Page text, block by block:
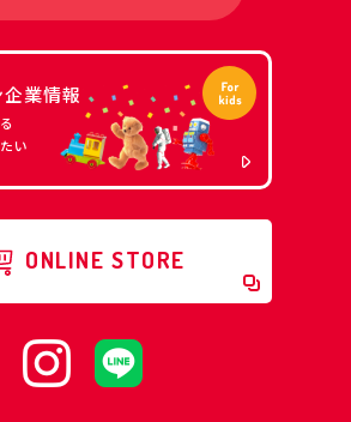
業情報
い
ONLINE STORE